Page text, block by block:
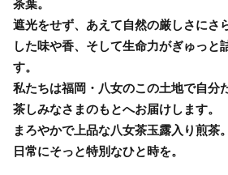
茶葉。
遮光をせず、あえて自然の厳しさにさ
した味や香、そして生命力がぎゅっと
す。
私たちは福岡・八女のこの土地で自分
茶しみなさまのもとへお届けします。
まろやかで上品な八女茶玉露入り煎茶。
日常にそっと特別なひと時を。